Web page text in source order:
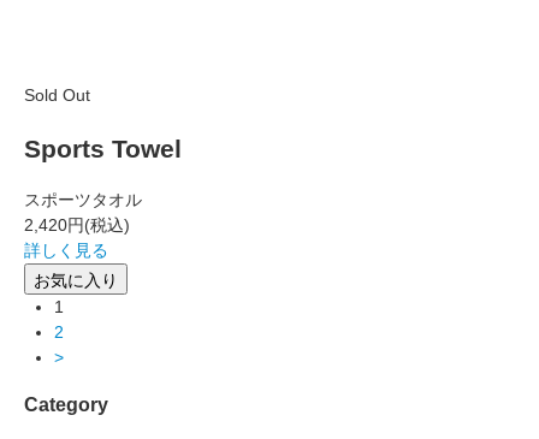
Sold Out
Sports Towel
スポーツタオル
2,420円(税込)
詳しく見る
お気に入り
1
2
>
Category